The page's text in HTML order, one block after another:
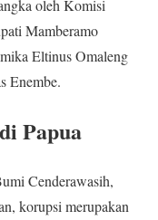
oleh Komisi
Mamberamo
Eltinus Omaleng
Enembe.
Papua
Cenderawasih,
korupsi merupakan